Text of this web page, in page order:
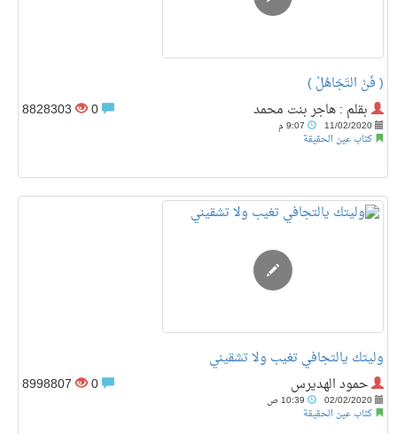
( فَنْ التَجَاهُلْ )
بقلم : هاجر بنت محمد
11/02/2020
كتاب عين الحقيقة
8828303
وليتك يالتجافي تغيب ولا تشقيني
حمود الهديرس
02/02/2020
كتاب عين الحقيقة
8998807